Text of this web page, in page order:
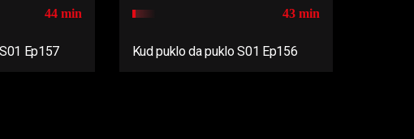
44 min
Ep157
43 min
Kud puklo da puklo S01 Ep156